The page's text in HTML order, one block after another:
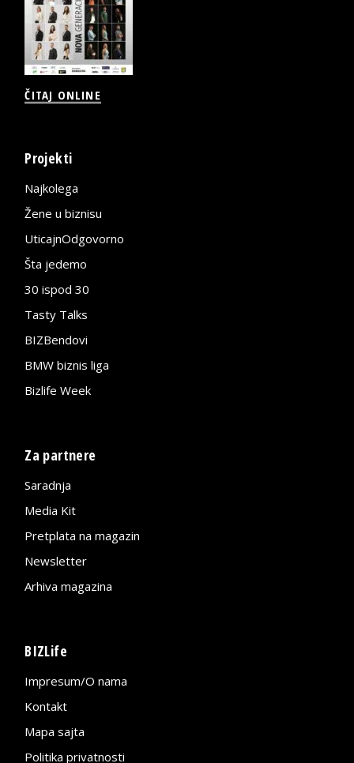
ČITAJ ONLINE
Projekti
Najkolega
Žene u biznisu
UticajnOdgovorno
Šta jedemo
30 ispod 30
Tasty Talks
BIZBendovi
BMW biznis liga
Bizlife Week
Za partnere
Saradnja
Media Kit
Pretplata na magazin
Newsletter
Arhiva magazina
BIZLife
Impresum/O nama
Kontakt
Mapa sajta
Politika privatnosti